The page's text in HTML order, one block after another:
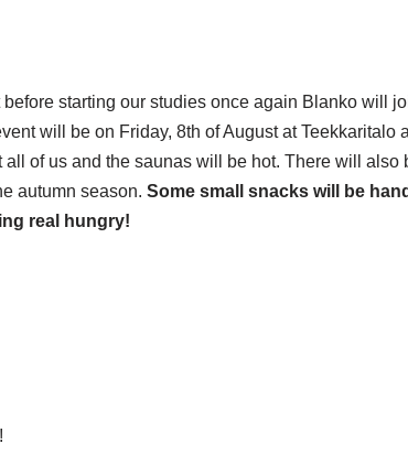
starting our studies once again Blanko will
will be on Friday, 8th of August at Teekkaritalo
all of us and the saunas will be hot. There will also
autumn season. Some small snacks will be
real hungry!